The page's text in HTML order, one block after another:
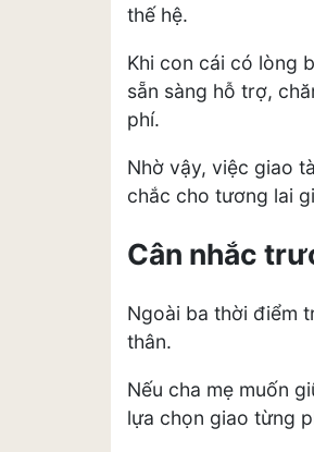
thế hệ.
Khi con cái có lòng
sẵn sàng hỗ trợ,
phí.
Nhờ vậy, việc giao
chắc cho tương lai
Cân nhắc
Ngoài ba thời điểm
thân.
Nếu cha mẹ muốn
lựa chọn giao từng